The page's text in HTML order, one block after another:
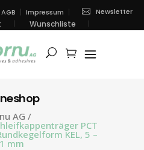
AGB Impressum Newsletter
Wunschliste
AG /
PCT
KEL, 5 –
mm